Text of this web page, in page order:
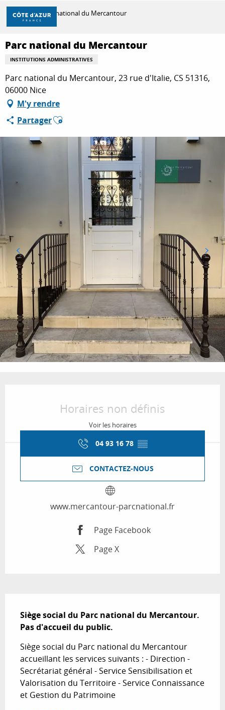
Aller
contenu
principal
DÉCOUVRIR
À FAIRE
SÉJOURNER
Accueil Parc national du Mercantour
Parc national du Mercantour
INSTITUTIONS ADMINISTRATIVES
Parc national du Mercantour, 23 rue d'Italie, CS 51316,
06000 Nice
M'y rendre
PartagerAjouter aux favoris
Horaires non définis
Voir les horaires
04 93 16 78 ▒▒
CONTACTEZ-NOUS
www.mercantour-parcnational.fr
Page Facebook
Page X
Siège social du Parc national du Mercantour.
Pas d'accueil du public.
Siège social du Parc national du Mercantour
accueillant les services suivants : - Direction -
Secrétariat général - Service Sensibilisation et
Valorisation du Territoire - Service Connaissance
et Gestion du Patrimoine